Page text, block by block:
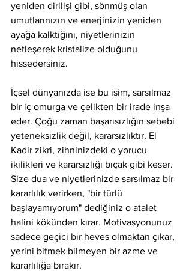
yeniden dirilişi gibi, sönmüş olan
umutlarınızın ve enerjinizin yeniden
ayağa kalktığını, niyetlerinizin
netleşerek kristalize olduğunu
hissedersiniz.
İçsel dünyanızda ise bu isim, sarsılmaz
bir iç omurga ve çelikten bir irade inşa
eder. Çoğu zaman başarısızlığın sebebi
yeteneksizlik değil, kararsızlıktır. El
Kadir zikri, zihninizdeki o yorucu
ikilikleri ve kararsızlığı bıçak gibi keser.
Size dua ve niyetlerinizde sarsılmaz bir
kararlılık verirken, "bir türlü
başlayamıyorum" dediğiniz o atalet
halini kökünden kırar. Motivasyonunuz
sadece geçici bir heves olmaktan çıkar,
yerini bitmek bilmeyen bir azme ve
kararlılığa bırakır.